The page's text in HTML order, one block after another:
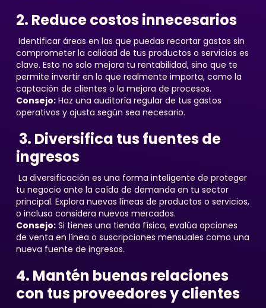
2. Reduce costos innecesarios
Identificar áreas en las que puedas recortar gastos sin
comprometer la calidad de tus productos o servicios es
clave. Esto no solo mejora tu rentabilidad, sino que te
permite invertir en lo que realmente importa, como la
captación de clientes o la mejora de procesos.
Consejo:Haz una auditoría regular de tus gastos
operativos y ajusta según sea necesario.
3. Diversifica tus fuentes de
ingresos
La diversificación es una forma inteligente de proteger
tu negocio ante la caída de demanda en tu sector
principal. Explora nuevas líneas de productos o servicios,
o incluso considera nuevos mercados.
Consejo:Si tienes una tienda física, evalúa opciones
de venta en línea o suscripciones mensuales como una
nueva fuente de ingresos.
4. Mantén buenas relaciones
con tus proveedores y clientes